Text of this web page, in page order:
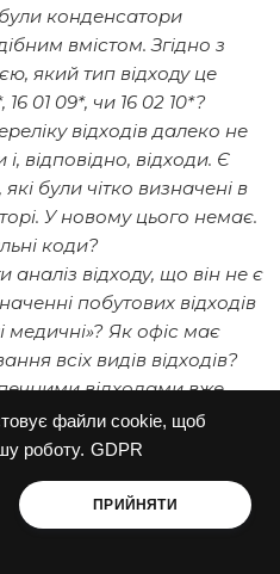
файли cookie, щоб
роботу. GDPR
ПРИЙНЯТИ
конденсатори
вмістом. Згідно з
який тип відходу це
01 09*, чи 16 02 10*?
відходів далеко не
і, відповідно, відходи. Є
були чітко визначені в
У новому цього немає.
коди?
аналіз відходу, що він не є
побутових відходів
медичні»? Як офіс має
всіх видів відходів?
відходами вже
з активними змінами
робіт можна
аналізи мікросхем?
з Національним переліком